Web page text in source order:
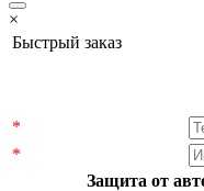
×
Быстрый заказ
*
*
Защита от